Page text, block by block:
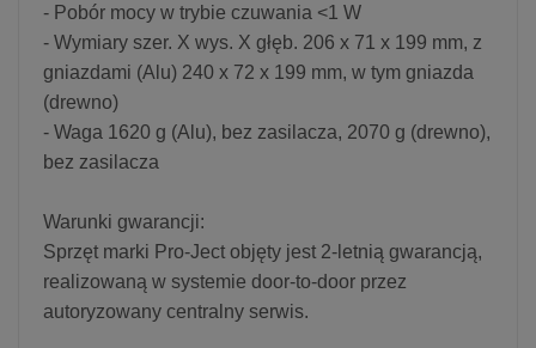
- Pobór mocy w trybie czuwania <1 W
- Wymiary szer. X wys. X głęb. 206 x 71 x 199 mm, z
gniazdami (Alu) 240 x 72 x 199 mm, w tym gniazda
(drewno)
- Waga 1620 g (Alu), bez zasilacza, 2070 g (drewno),
bez zasilacza
Warunki gwarancji:
Sprzęt marki Pro-Ject objęty jest 2-letnią gwarancją,
realizowaną w systemie door-to-door przez
autoryzowany centralny serwis.